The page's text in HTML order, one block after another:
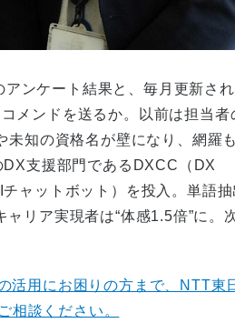
ンケート結果と、毎月更新さ
メンドを送るか。以前は担当者
知の資格名が壁になり、網羅
支援部門であるDXCC（DX
ャットボット）を投入。単語抽
リア実現者は“体感1.5倍”に。
活用にお困りの方まで、NTT東
相談ください。